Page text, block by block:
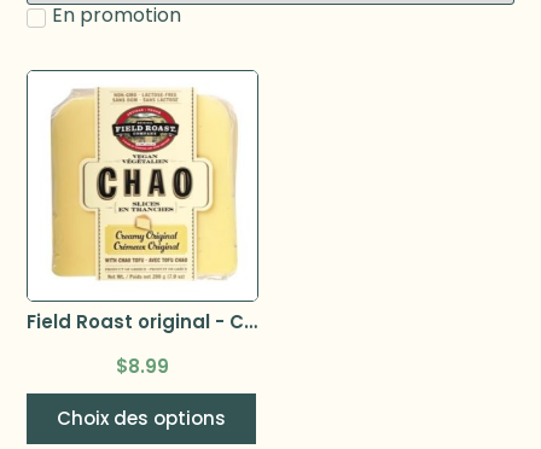
En promotion
Field Roast original - Chao en tranches 200g
$8.99
Choix des options